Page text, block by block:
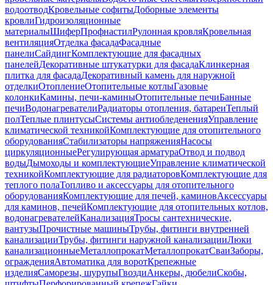
водоотводКровельные софитыДоборные элементы
кровлиГидроизоляционные
материалыШиферПрофнастилРулонная кровляКровельная
вентиляцияОтделка фасадаФасадные
панелиСайдингКомплектующие для фасадных
панелейДекоративные штукатурки для фасадаКлинкерная
плитка для фасадаДекоративный камень для наружной
отделкиОтоплениеОтопительные котлыГазовые
колонкиКамины, печи-каминыОтопительные печиБанные
печиВодонагревателиРадиаторы отопления, батареиТеплый
полТеплые плинтусыСистемы антиобледененияУправление
климатической техникойКомплектующие для отопительного
оборудованияСтабилизаторы напряженияНасосы
циркуляционныеРегулирующая арматураОтвод и подвод
водыДымоходы и комплектующиеУправление климатической
техникойКомплектующие для радиаторовКомплектующие для
теплого полаТопливо и аксессуары для отопительного
оборудованияКомплектующие для печей, каминовАксессуары
для каминов, печейКомплектующие для отопительных котлов,
водонагревателейКанализацияТросы сантехнические,
вантузыПрочистные машиныТрубы, фитинги внутренней
канализацииТрубы, фитинги наружной канализацииЛюки
канализационныеМеталлопрокатМеталлопрокатСваиЗаборы,
огражденияАвтоматика для воротКрепежные
изделияСаморезы, шурупыГвоздиАнкеры, дюбелиСкобы,